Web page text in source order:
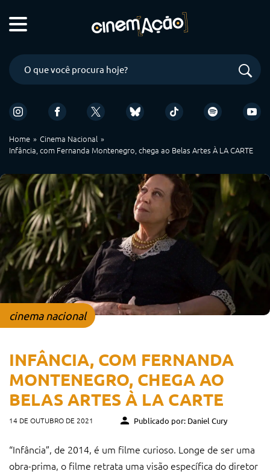
Home
Cinema Nacional
Infância, com Fernanda Montenegro, chega ao Belas Artes À LA CARTE
cinema nacional
INFÂNCIA, COM FERNANDA
MONTENEGRO, CHEGA AO
BELAS ARTES À LA CARTE
14 DE OUTUBRO DE 2021 Publicado por: Daniel Cury
“Infância”, de 2014, é um filme curioso. Longe de ser uma
obra-prima, o filme retrata uma visão específica do diretor